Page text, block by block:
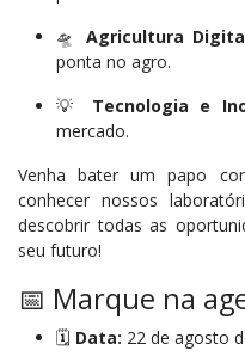
🛸 Agricultura
ponta no agro.
💡 Tecnologia e
mercado.
Venha bater um papo
conhecer nossos
descobrir todas as
seu futuro!
📅 Marque na
🗓 Data: 22 de agosto